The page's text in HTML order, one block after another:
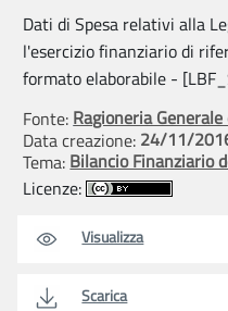
Dati di Spesa relativi alla
l'esercizio finanziario di
formato elaborabile -
Fonte: Ragioneria
Data creazione: 24/11/
Tema: Bilancio Finanziario
Licenze:
Visualizza
Scarica